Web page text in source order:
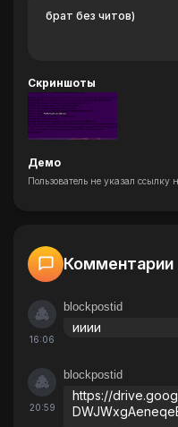
брат без читов)
Скриншоты
Демо
Пользователь не указал ссылку
Комментарии
16:06
blockpostid
ииии
20:59
blockpostid
https://